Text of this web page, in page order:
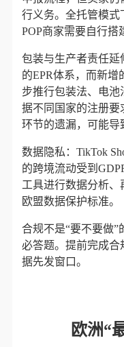
行义务。全托管模式
POP商家需要自行搭
包装与生产者责任延
的EPR体系，而新
步推行包装法、电
据不同国家的注册要
环节的遗漏，可能导
数据隐私：TikTok
的跨境流动受到
工具进行数据分析
欧盟数据保护标准。
合规不是“要不要做”
必答题。提前完成合
据先发窗口。
欧洲“